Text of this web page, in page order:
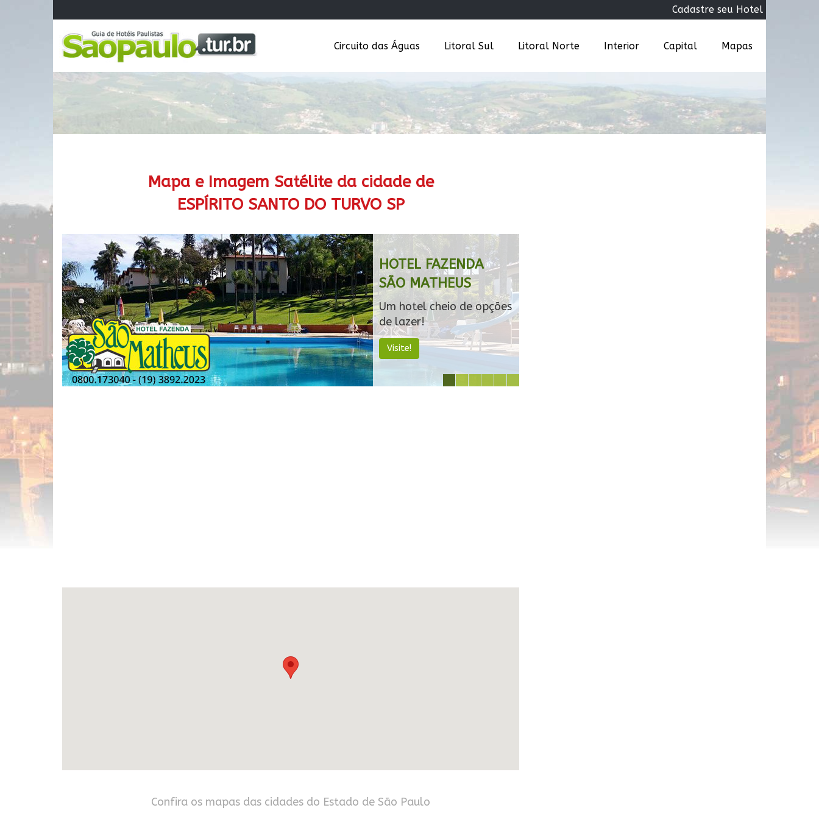
Cadastre seu Hotel
Mapas
Capital
Interior
Litoral Norte
Litoral Sul
Circuito das Águas
Mapa e Imagem Satélite da cidade de
ESPÍRITO SANTO DO TURVO SP
HOTEL FAZENDA
SÃO MATHEUS
Um hotel cheio de opções
de lazer!
Visite!
Confira os mapas das cidades do Estado de São Paulo